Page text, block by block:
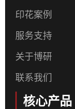
印花案例
服务支持
关于博研
联系我们
核心产品